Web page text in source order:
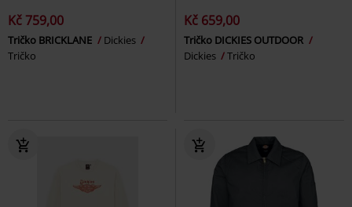
Kč 759,00
Tričko BRICKLANE
Dickies
Tričko
Kč 659,00
Tričko DICKIES OUTDOOR
Dickies
Tričko